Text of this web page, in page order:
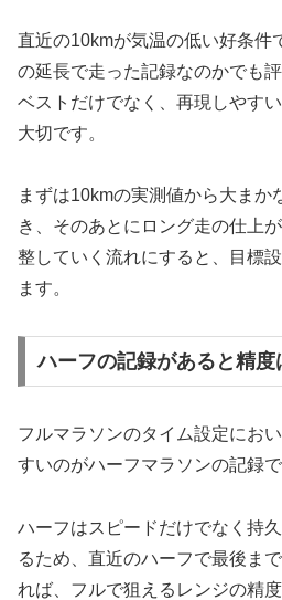
直近の10kmが気温の低い好条件
の延長で走った記録なのかでも
ベストだけでなく、再現しやす
大切です。
まずは10kmの実測値から大まか
き、そのあとにロング走の仕上
整していく流れにすると、目標
ます。
ハーフの記録があると精度
フルマラソンのタイム設定にお
すいのがハーフマラソンの記録で
ハーフはスピードだけでなく持
るため、直近のハーフで最後ま
れば、フルで狙えるレンジの精